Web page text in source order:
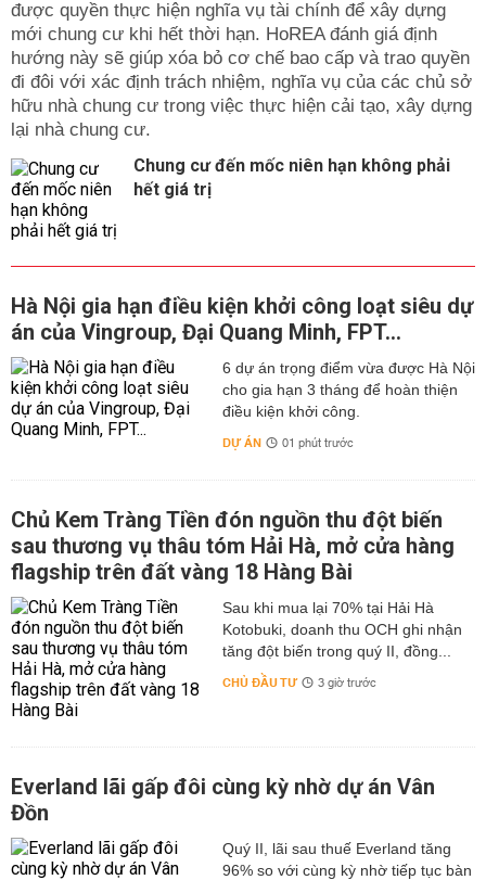
được quyền thực hiện nghĩa vụ tài chính để xây dựng
mới chung cư khi hết thời hạn. HoREA đánh giá định
hướng này sẽ giúp xóa bỏ cơ chế bao cấp và trao quyền
đi đôi với xác định trách nhiệm, nghĩa vụ của các chủ sở
hữu nhà chung cư trong việc thực hiện cải tạo, xây dựng
lại nhà chung cư.
Chung cư đến mốc niên hạn không phải
hết giá trị
Hà Nội gia hạn điều kiện khởi công loạt siêu dự
án của Vingroup, Đại Quang Minh, FPT...
6 dự án trọng điểm vừa được Hà Nội
cho gia hạn 3 tháng để hoàn thiện
điều kiện khởi công.
DỰ ÁN 01 phút trước
Chủ Kem Tràng Tiền đón nguồn thu đột biến
sau thương vụ thâu tóm Hải Hà, mở cửa hàng
flagship trên đất vàng 18 Hàng Bài
Sau khi mua lại 70% tại Hải Hà
Kotobuki, doanh thu OCH ghi nhận
tăng đột biến trong quý II, đồng...
CHỦ ĐẦU TƯ 3 giờ trước
Everland lãi gấp đôi cùng kỳ nhờ dự án Vân
Đồn
Quý II, lãi sau thuế Everland tăng
96% so với cùng kỳ nhờ tiếp tục bàn